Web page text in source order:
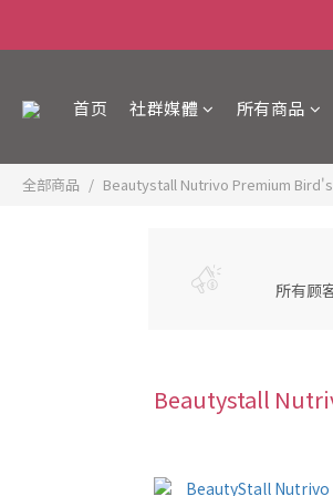
首页 社群媒體 所有商品
全部商品 Beautystall Nutrivo Premium
所有顾
Beautystall